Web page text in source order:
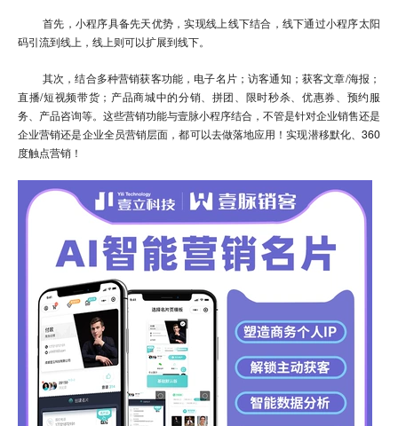
首先，小程序具备先天优势，实现线上线下结合，线下通过小程序太阳
码引流到线上，线上则可以扩展到线下。
其次，结合多种营销获客功能，电子名片；访客通知；获客文章/海报；
直播/短视频带货；产品商城中的分销、拼团、限时秒杀、优惠券、预约服
务、产品咨询等。这些营销功能与壹脉小程序结合，不管是针对企业销售还是
企业营销还是企业全员营销层面，都可以去做落地应用！实现潜移默化、360
度触点营销！